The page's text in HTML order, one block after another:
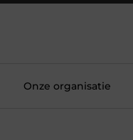
Onze organisatie